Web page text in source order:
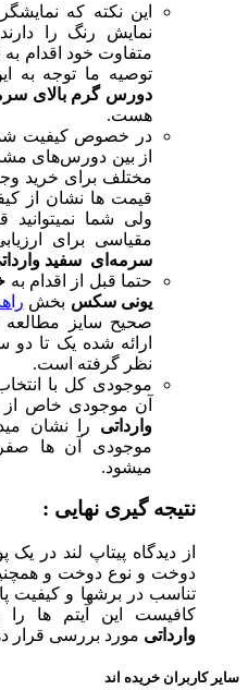
این نکته که
نمایش رنگ را
متفاوت خود اقدام
توصیه ما توجه به
دورس گرم بالای
هست.
در خصوص کیفیت شما
از بین دورس‌های
مختلف برای خرید
قیمت ها نشان از
ولی شما
مقیاسی برای
سرمه‌ای سفید
حتما قبل از اقدام به
یونی سکس بخش
صحیح سایز مطالعه
ارائه شده یک تا دو
نظر گرفته است.
موجودی کل با
آن موجودی خاص از
وارداتی را نشان
موجودی آن ها
میشود.
نتیجه گیری نهایی :
از دیدگاه پیتاپ لند در
دوخت و نوع دوخت و
تناسب در برشها و
کافیست این آیتم ها
وارداتی مورد بررسی قرار
سایر کاربران خریده اند